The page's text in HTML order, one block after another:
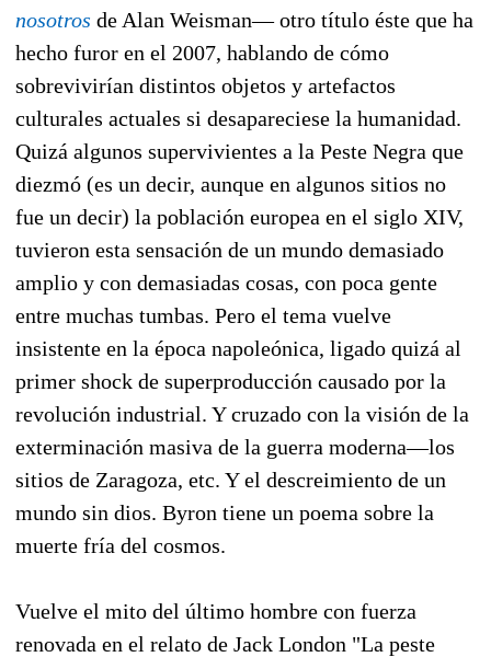
nosotros de Alan Weisman— otro título éste que ha
hecho furor en el 2007, hablando de cómo
sobrevivirían distintos objetos y artefactos
culturales actuales si desapareciese la humanidad.
Quizá algunos supervivientes a la Peste Negra que
diezmó (es un decir, aunque en algunos sitios no
fue un decir) la población europea en el siglo XIV,
tuvieron esta sensación de un mundo demasiado
amplio y con demasiadas cosas, con poca gente
entre muchas tumbas. Pero el tema vuelve
insistente en la época napoleónica, ligado quizá al
primer shock de superproducción causado por la
revolución industrial. Y cruzado con la visión de la
exterminación masiva de la guerra moderna—los
sitios de Zaragoza, etc. Y el descreimiento de un
mundo sin dios. Byron tiene un poema sobre la
muerte fría del cosmos.
Vuelve el mito del último hombre con fuerza
renovada en el relato de Jack London "La peste